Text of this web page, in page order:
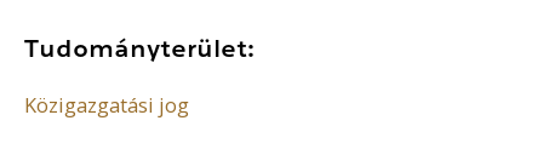
Tudományterület:
Közigazgatási jog